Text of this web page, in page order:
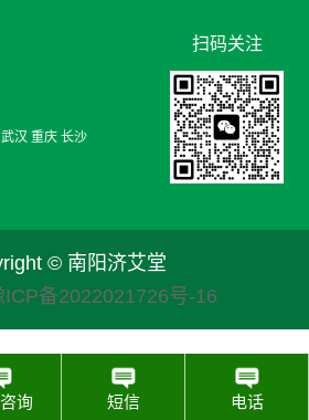
武汉 重庆 长沙
扫码关注
© 南阳济艾堂
ICP备2022021726号-16
询 短信 电话